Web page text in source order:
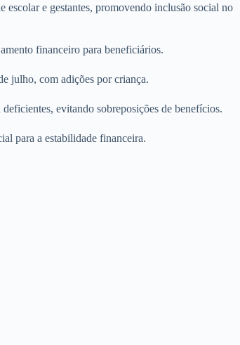
e gestantes, promovendo inclusão social no
financeiro para beneficiários.
julho, com adições por criança.
evitando sobreposições de benefícios.
para a estabilidade financeira.